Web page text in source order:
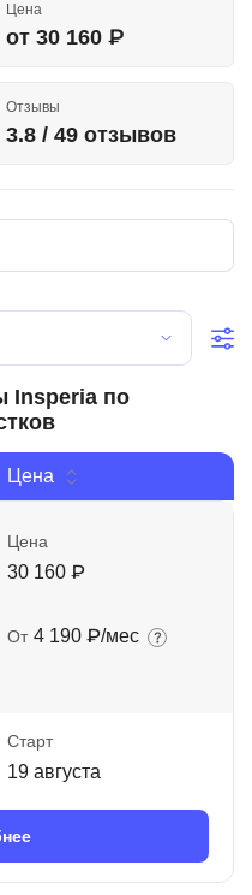
Цена
от 30 160 ₽
Отзывы
3.8 / 49 отзывов
Insperia по
Цена
Цена
30 160 ₽
От 4 190 ₽/мес
Старт
19 августа